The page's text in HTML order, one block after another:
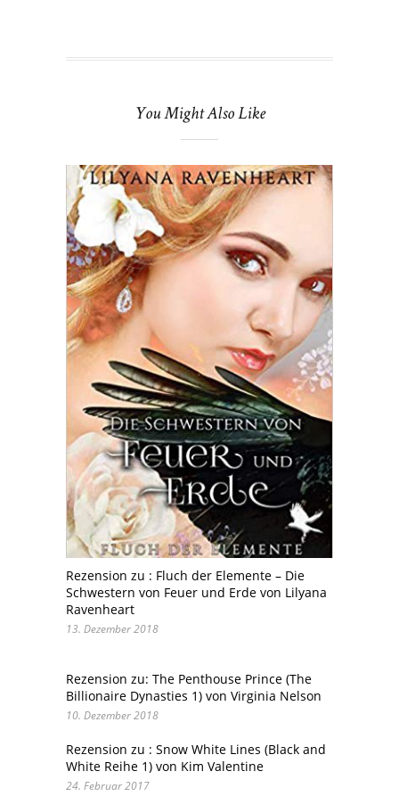
You Might Also Like
Rezension zu : Fluch der Elemente – Die
Schwestern von Feuer und Erde von Lilyana
Ravenheart
13. Dezember 2018
Rezension zu: The Penthouse Prince (The
Billionaire Dynasties 1) von Virginia Nelson
10. Dezember 2018
Rezension zu : Snow White Lines (Black and
White Reihe 1) von Kim Valentine
24. Februar 2017